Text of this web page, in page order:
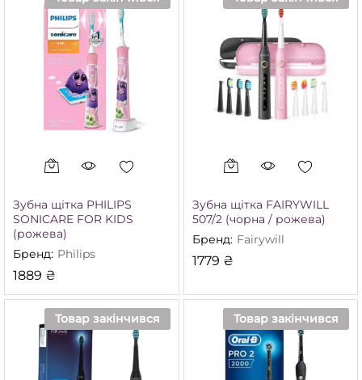
Зубна щітка PHILIPS
SONICARE FOR KIDS
(рожева)
Бренд: Philips
1889 ₴
Зубна щітка FAIRYWILL
507/2 (чорна / рожева)
Бренд: Fairywill
1779 ₴
Товар закінчився Товар закінчився